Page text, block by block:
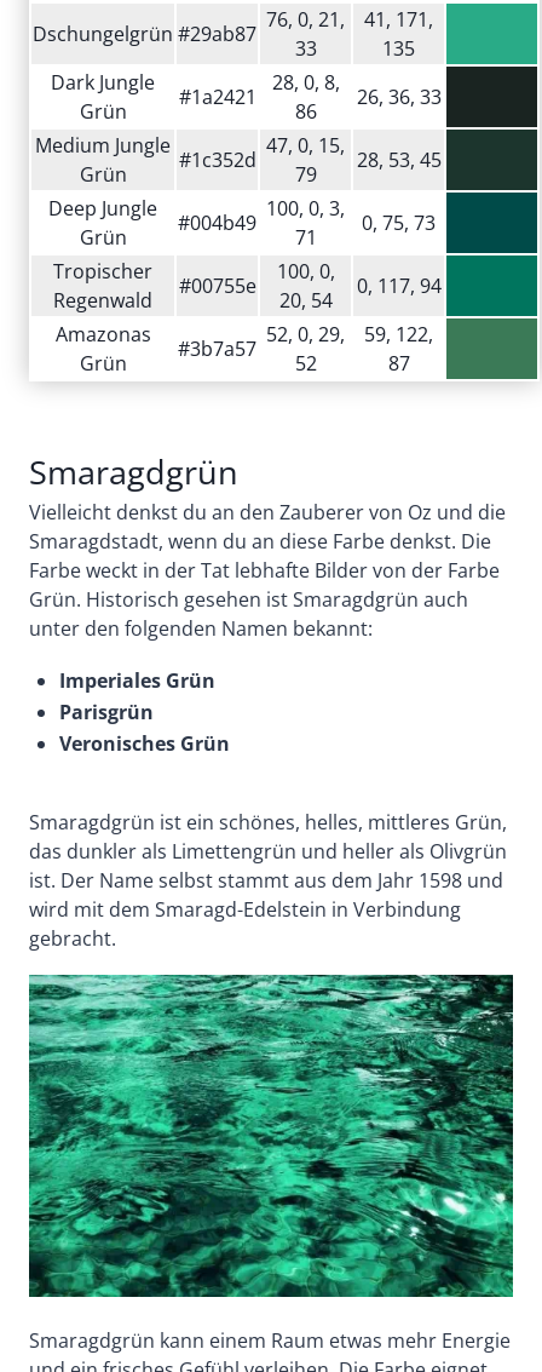
Dschungelgrün #29ab87
76, 0, 21,
33
41, 171,
135
Dark Jungle
Grün
#1a2421
28, 0, 8,
86
26, 36, 33
Medium Jungle
Grün
#1c352d
47, 0, 15,
79
28, 53, 45
Deep Jungle
Grün
#004b49
100, 0, 3,
71
0, 75, 73
Tropischer
Regenwald
#00755e
100, 0,
20, 54
0, 117, 94
Amazonas
Grün
#3b7a57
52, 0, 29,
52
59, 122,
87
Smaragdgrün
Vielleicht denkst du an den Zauberer von Oz und die
Smaragdstadt, wenn du an diese Farbe denkst. Die
Farbe weckt in der Tat lebhafte Bilder von der Farbe
Grün. Historisch gesehen ist Smaragdgrün auch
unter den folgenden Namen bekannt:
Imperiales Grün
Parisgrün
Veronisches Grün
Smaragdgrün ist ein schönes, helles, mittleres Grün,
das dunkler als Limettengrün und heller als Olivgrün
ist. Der Name selbst stammt aus dem Jahr 1598 und
wird mit dem Smaragd-Edelstein in Verbindung
gebracht.
Smaragdgrün kann einem Raum etwas mehr Energie